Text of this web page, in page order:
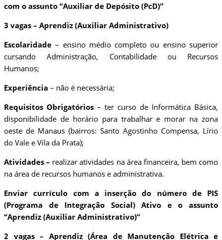
com o assunto “Auxiliar de Depósito (PcD)”
3 vagas – Aprendiz (Auxiliar Administrativo)
Escolaridade – ensino médio completo ou ensino superior
cursando Administração, Contabilidade ou Recursos
Humanos;
Experiência – não é necessária;
Requisitos Obrigatórios – ter curso de Informática Básica,
disponibilidade de horário para trabalhar e morar na zona
oeste de Manaus (bairros: Santo Agostinho Compensa, Lírio
do Vale e Vila da Prata);
Atividades – realizar atividades na área financeira, bem como
na área de recursos humanos e administrativa.
Enviar currículo com a inserção do número de PIS
(Programa de Integração Social) Ativo e o assunto
“Aprendiz (Auxiliar Administrativo)”
2 vagas – Aprendiz (Área de Manutenção Elétrica e